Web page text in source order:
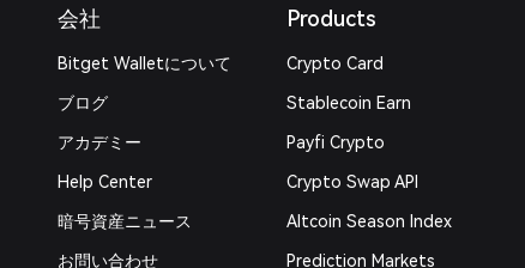
会社
Bitget Walletについて
ブログ
アカデミー
Help Center
暗号資産ニュース
お問い合わせ
Products
Crypto Card
Stablecoin Earn
Payfi Crypto
Crypto Swap API
Altcoin Season Index
Prediction Markets